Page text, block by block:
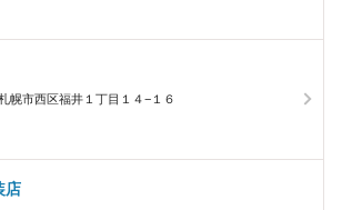
幌市西区福井１丁目１４−１６
店